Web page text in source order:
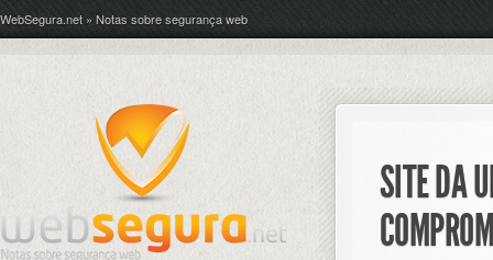
WebSegura.net » Notas sobre segurança web
SITE DA